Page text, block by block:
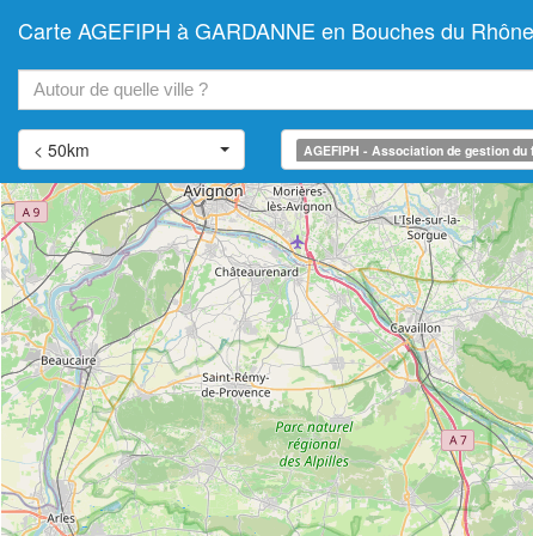
Carte AGEFIPH à GARDANNE en Bouches du
< 50km AGEFIPH - Association de gestion
−